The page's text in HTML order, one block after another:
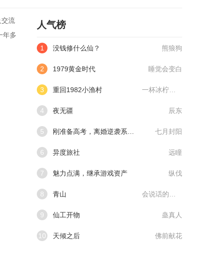
交流
年多
人气榜
1 没钱修什么仙？ 熊狼狗
2 1979黄金时代 睡觉会变白
3 重回1982小渔村
4 夜无疆 辰东
5 七月封阳
6 异度旅社 远瞳
7 魅力点满，继承游戏资产 纵伐
8 青山
9 仙工开物 蛊真人
10 天倾之后 佛前献花